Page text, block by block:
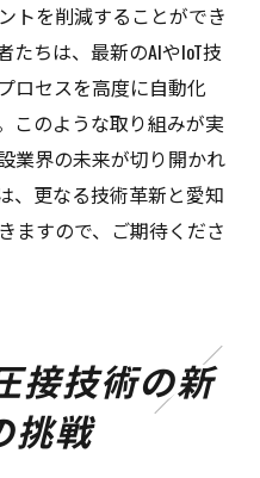
トを削減することができ
たちは、最新のAIやIoT技
ロセスを高度に自動化
このような取り組みが実
業界の未来が切り開かれ
、更なる技術革新と愛知
ますので、ご期待くださ
接技術の新
挑戦